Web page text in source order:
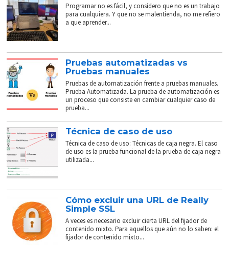
Programar no es fácil, y considero que no es un trabajo
para cualquiera. Y que no se malentienda, no me refiero
a que aprender...
Pruebas automatizadas vs
Pruebas manuales
Pruebas de automatización frente a pruebas manuales.
Prueba Automatizada. La prueba de automatización es
un proceso que consiste en cambiar cualquier caso de
prueba...
Técnica de caso de uso
Técnica de caso de uso: Técnicas de caja negra. El caso
de uso es la prueba funcional de la prueba de caja negra
utilizada...
Cómo excluir una URL de Really
Simple SSL
A veces es necesario excluir cierta URL del fijador de
contenido mixto. Para aquellos que aún no lo saben: el
fijador de contenido mixto...